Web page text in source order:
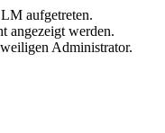
aufgetreten.
angezeigt werden.
Administrator.